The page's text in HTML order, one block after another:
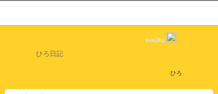
love2log
ひろ日記
ひろ